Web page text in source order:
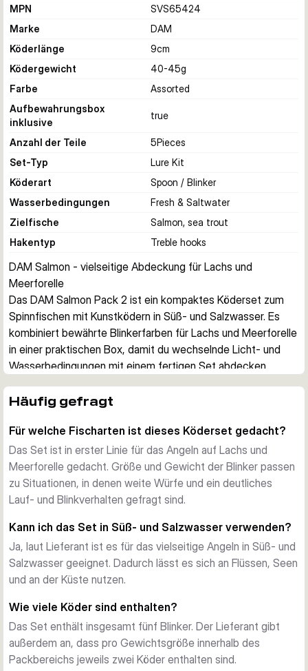
MPN
SVS65424
Marke
DAM
Köderlänge
9cm
Ködergewicht
40-45g
Farbe
Assorted
Aufbewahrungsbox
inklusive
true
Anzahl der Teile 5Pieces
Set-Typ
Lure Kit
Köderart
Spoon / Blinker
Wasserbedingungen
Fresh & Saltwater
Zielfische
Salmon, sea trout
Hakentyp
Treble hooks
DAM Salmon - vielseitige Abdeckung für Lachs und
Meerforelle
Das DAM Salmon Pack 2 ist ein kompaktes Köderset zum
Spinnfischen mit Kunstködern in Süß- und Salzwasser. Es
kombiniert bewährte Blinkerfarben für Lachs und Meerforelle
in einer praktischen Box, damit du wechselnde Licht- und
Wasserbedingungen mit einem fertigen Set abdecken
Für unterschiedliche Gewässer gemacht
fischen. Die enthaltenen Blinker sind für den vielseitigen
Einsatz ausgewählt und damit eine praktische Lösung für
Ufersessions, das Flussangeln sowie mobile Touren auf
Lachs und Meerforelle.
Bewährte Blinkerauswahl
Mit 9 cm Köderlänge und Gewichten im Bereich von 40-45
g eignet sich das Set für Situationen, in denen du weite
Würfe, einen stabilen Lauf und ein deutliches Reizbild für
wandernde Räuber brauchst.
Jeder Blinker ist mit scharfen Drillingen ausgestattet, zudem
wird das Set mit einer Köderbox für Aufbewahrung und
Transport geliefert. So bleibt die Auswahl sauber sortiert und
direkt für den nächsten Einsatz griffbereit.
Häufig gefragt
Für welche Fischarten ist dieses Köderset gedacht?
Das Set ist in erster Linie für das Angeln auf Lachs und
Meerforelle gedacht. Größe und Gewicht der Blinker passen
zu Situationen, in denen weite Würfe und ein deutliches
Lauf- und Blinkverhalten gefragt sind.
Kann ich das Set in Süß- und Salzwasser verwenden?
Ja, laut Lieferant ist es für das vielseitige Angeln in Süß- und
Salzwasser geeignet. Dadurch lässt es sich an Flüssen, Seen
und an der Küste nutzen.
Wie viele Köder sind enthalten?
Das Set enthält insgesamt fünf Blinker. Der Lieferant gibt
außerdem an, dass pro Gewichtsgröße innerhalb des
Packbereichs jeweils zwei Köder enthalten sind.